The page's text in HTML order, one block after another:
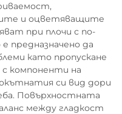
и оцветяващите
при плочи с по-
предназначено да
като пропускане
с компоненти на
си вид дори
Повърхностната
между гладкост